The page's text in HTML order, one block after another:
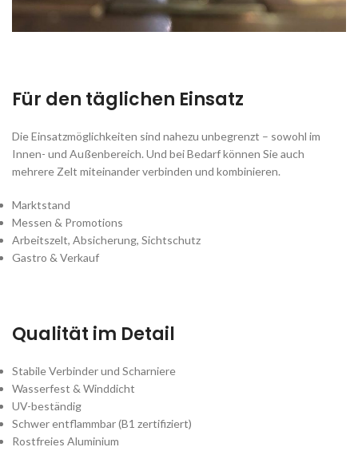
Für den täglichen Einsatz
Die Einsatzmöglichkeiten sind nahezu unbegrenzt – sowohl im
Innen- und Außenbereich. Und bei Bedarf können Sie auch
mehrere Zelt miteinander verbinden und kombinieren.
Marktstand
Messen & Promotions
Arbeitszelt, Absicherung, Sichtschutz
Gastro & Verkauf
Qualität im Detail
Stabile Verbinder und Scharniere
Wasserfest & Winddicht
UV-beständig
Schwer entflammbar (B1 zertifiziert)
Rostfreies Aluminium